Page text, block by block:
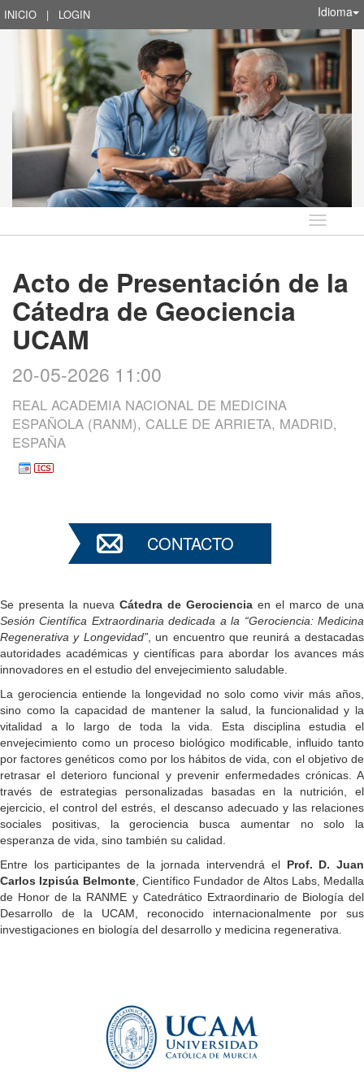
INICIO | LOGIN Idioma
Idioma
Acto de Presentación de la
Cátedra de Geociencia
UCAM
20-05-2026 11:00
REAL ACADEMIA NACIONAL DE MEDICINA
ESPAÑOLA (RANM), CALLE DE ARRIETA, MADRID,
ESPAÑA
CONTACTO
Se presenta la nueva Cátedra de Gerociencia en el marco de una
Sesión Científica Extraordinaria dedicada a la “Gerociencia: Medicina
Regenerativa y Longevidad”, un encuentro que reunirá a destacadas
autoridades académicas y científicas para abordar los avances más
innovadores en el estudio del envejecimiento saludable.
La gerociencia entiende la longevidad no solo como vivir más años,
sino como la capacidad de mantener la salud, la funcionalidad y la
vitalidad a lo largo de toda la vida. Esta disciplina estudia el
envejecimiento como un proceso biológico modificable, influido tanto
por factores genéticos como por los hábitos de vida, con el objetivo de
retrasar el deterioro funcional y prevenir enfermedades crónicas. A
través de estrategias personalizadas basadas en la nutrición, el
ejercicio, el control del estrés, el descanso adecuado y las relaciones
sociales positivas, la gerociencia busca aumentar no solo la
esperanza de vida, sino también su calidad.
Entre los participantes de la jornada intervendrá el Prof. D. Juan
Carlos Izpisúa Belmonte, Científico Fundador de Altos Labs, Medalla
de Honor de la RANME y Catedrático Extraordinario de Biología del
Desarrollo de la UCAM, reconocido internacionalmente por sus
investigaciones en biología del desarrollo y medicina regenerativa.